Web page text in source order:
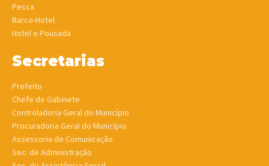
Pesca
Barco-Hotel
Hotel e Pousada
Secretarias
Prefeito
Chefe de Gabinete
Controladoria Geral do Município
Procuradoria Geral do Município
Assessoria de Comunicação
Sec. de Administração